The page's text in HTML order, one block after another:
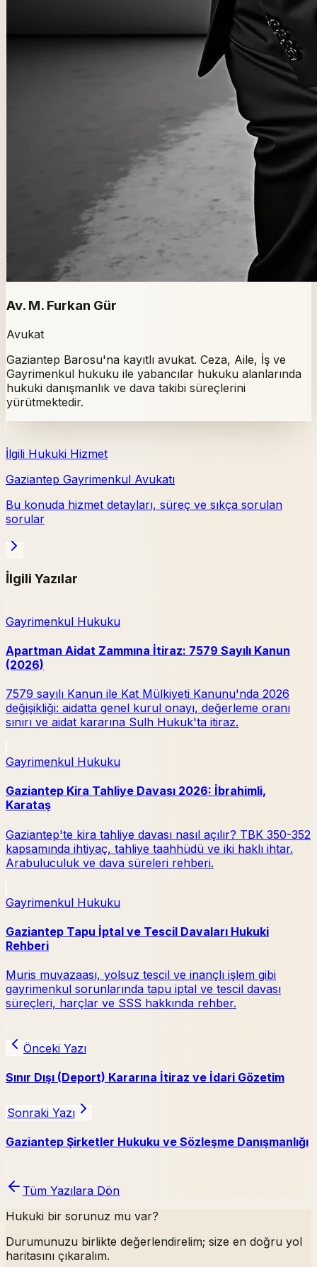
Av. M. Furkan Gür
Avukat
Gaziantep Barosu'na kayıtlı avukat. Ceza, Aile, İş ve
Gayrimenkul hukuku ile yabancılar hukuku alanlarında
hukuki danışmanlık ve dava takibi süreçlerini
yürütmektedir.
İlgili Hukuki Hizmet
Gaziantep Gayrimenkul Avukatı
Bu konuda hizmet detayları, süreç ve sıkça sorulan
sorular
İlgili Yazılar
Gayrimenkul Hukuku
Apartman Aidat Zammına İtiraz: 7579 Sayılı Kanun
(2026)
7579 sayılı Kanun ile Kat Mülkiyeti Kanunu'nda 2026
değişikliği: aidatta genel kurul onayı, değerleme oranı
sınırı ve aidat kararına Sulh Hukuk'ta itiraz.
Gayrimenkul Hukuku
Gaziantep Kira Tahliye Davası 2026: İbrahimli,
Karataş
Gaziantep'te kira tahliye davası nasıl açılır? TBK 350-352
kapsamında ihtiyaç, tahliye taahhüdü ve iki haklı ihtar.
Arabuluculuk ve dava süreleri rehberi.
Gayrimenkul Hukuku
Gaziantep Tapu İptal ve Tescil Davaları Hukuki
Rehberi
Muris muvazaası, yolsuz tescil ve inançlı işlem gibi
gayrimenkul sorunlarında tapu iptal ve tescil davası
süreçleri, harçlar ve SSS hakkında rehber.
Önceki Yazı
Sınır Dışı (Deport) Kararına İtiraz ve İdari Gözetim
Sonraki Yazı
Gaziantep Şirketler Hukuku ve Sözleşme Danışmanlığı
Tüm Yazılara Dön
Hukuki bir sorunuz mu var?
Durumunuzu birlikte değerlendirelim; size en doğru yol
haritasını çıkaralım.